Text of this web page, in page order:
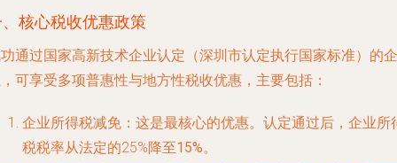
核心税收优惠政策
通过国家高新技术企业认定（深圳市认定执行国家标准）的企
可享受多项普惠性与地方性税收优惠，主要包括：
企业所得税减免 ：这是最核心的优惠。认定通过后，企业所
税税率从法定的25%降至15%。